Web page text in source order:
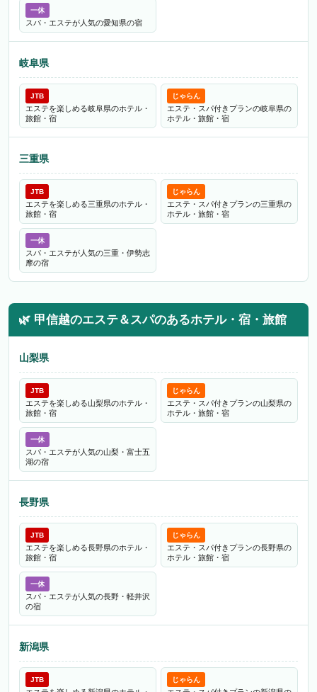
一休
スパ・エステが人気の愛知県の宿
岐阜県
JTB
エステを楽しめる岐阜県のホテル・
旅館・宿
じゃらん
エステ・スパ付きプランの岐阜県の
ホテル・旅館・宿
三重県
JTB
エステを楽しめる三重県のホテル・
旅館・宿
じゃらん
エステ・スパ付きプランの三重県の
ホテル・旅館・宿
一休
スパ・エステが人気の三重・伊勢志
摩の宿
🌿 甲信越のエステ＆スパのあるホテル・宿・旅館
山梨県
JTB
エステを楽しめる山梨県のホテル・
旅館・宿
じゃらん
エステ・スパ付きプランの山梨県の
ホテル・旅館・宿
一休
スパ・エステが人気の山梨・富士五
湖の宿
長野県
JTB
エステを楽しめる長野県のホテル・
旅館・宿
じゃらん
エステ・スパ付きプランの長野県の
ホテル・旅館・宿
一休
スパ・エステが人気の長野・軽井沢
の宿
新潟県
JTB じゃらん